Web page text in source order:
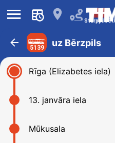
󰍜 󰍎 Starppilsētu
󰁍 5139 uz Bērzpils
Rīga (Elizabetes iela)
13. janvāra iela
Mūkusala